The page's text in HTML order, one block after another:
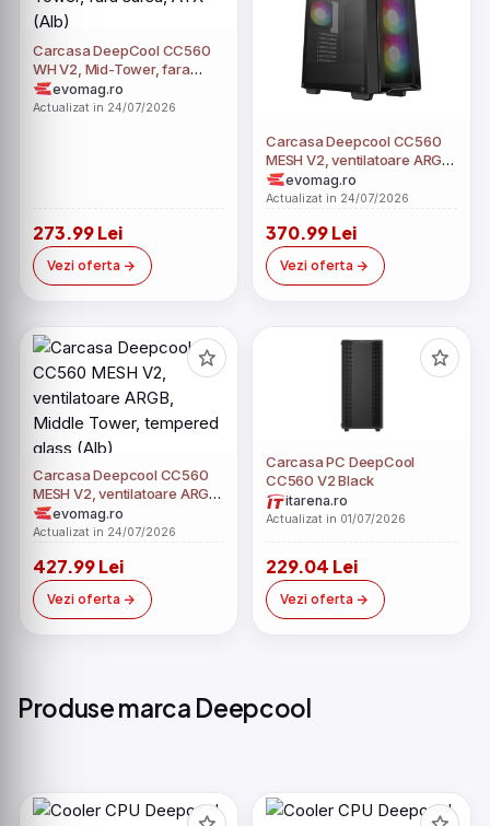
Carcasa DeepCool CC560
WH V2, Mid-Tower, fara
sursa, ATX (Alb)
evomag.ro
Actualizat in 24/07/2026
273.99 Lei
Vezi oferta
Carcasa Deepcool CC560
MESH V2, ventilatoare ARGB,
Middle Tower, tempered
glass (Negru)
evomag.ro
Actualizat in 24/07/2026
370.99 Lei
Vezi oferta
Carcasa Deepcool CC560
MESH V2, ventilatoare ARGB,
Middle Tower, tempered
glass (Alb)
evomag.ro
Actualizat in 24/07/2026
427.99 Lei
Vezi oferta
Carcasa PC DeepCool
CC560 V2 Black
itarena.ro
Actualizat in 01/07/2026
229.04 Lei
Vezi oferta
Produse marca Deepcool